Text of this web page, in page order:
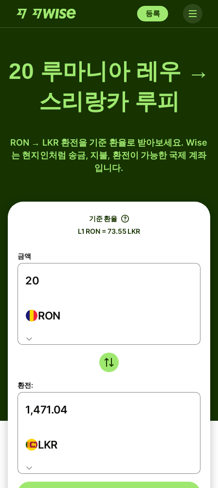
등록
20 루마니아 레우 →
스리랑카 루피
RON → LKR 환전을 기준 환율로 받아보세요. Wise
는 현지인처럼 송금, 지불, 환전이 가능한 국제 계좌
입니다.
기준 환율
L1 RON = 73.55 LKR
금액
RON
환전:
LKR